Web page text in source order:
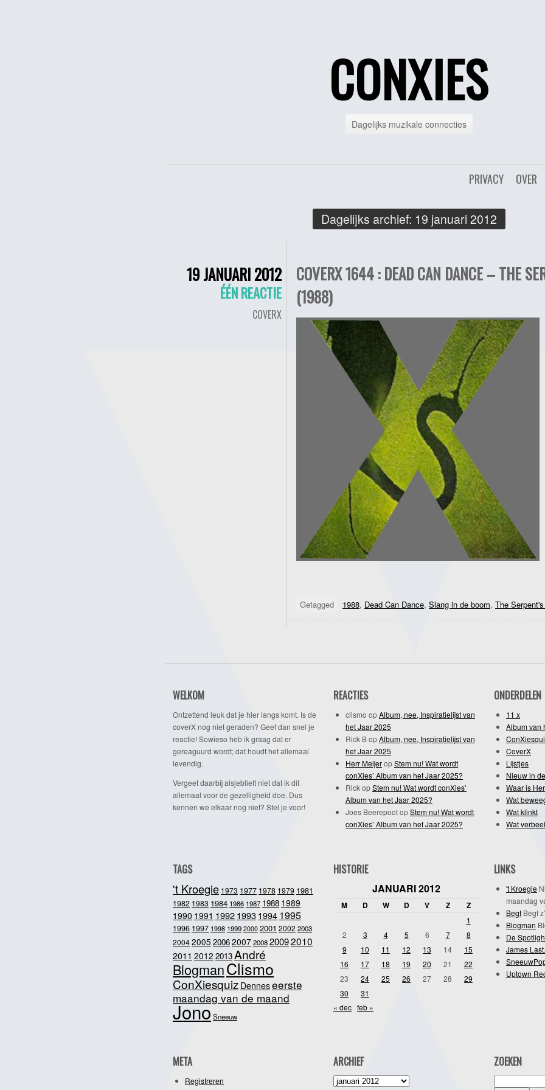
CONXIES
Dagelijks muzikale connecties
OVER
PRIVACY
Dagelijks archief: 19 januari 2012
19 JANUARI 2012
ÉÉN REACTIE
COVERX
COVERX 1644 : DEAD CAN DANCE – THE
(1988)
Getagged 1988, Dead Can Dance, Slang in de boom, The
WELKOM
Ontzettend leuk dat je hier langs komt. Is de
coverX nog niet geraden? Geef dan snel je
reactie! Sowieso heb ik graag dat er
gereaguurd wordt; dat houdt het allemaal
levendig.
Vergeet daarbij alsjeblieft niet dat ik dit
allemaal voor de gezelligheid doe. Dus
kennen we elkaar nog niet? Stel je voor!
REACTIES
clismo opAlbum, nee, Inspiratielijst van
het Jaar 2025
Rick BopAlbum, nee, Inspiratielijst van
het Jaar 2025
Herr MeijeropStem nu! Wat wordt
conXies’ Album van het Jaar 2025?
RickopStem nu! Wat wordt conXies’
Album van het Jaar 2025?
Joes BeerepootopStem nu! Wat wordt
conXies’ Album van het Jaar 2025?
ONDERDELEN
11 x
Album van
CoverX
Lijstjes
Nieuw in
Waar is
Wat
Wat klinkt
Wat
TAGS
't Kroegie 1973 1977 1978 1979 1981
1982 1983 1984 1986 1987 1988 1989
1990 1991 19921993 1994 1995
1996 1997 1998 1999 2000 2001 2002 2003
20042005 20062007200820092010
2011 2012 2013André
BlogmanClismo
ConXiesquiz Denneseerste
maandag van de maand
JonoSneeuw
HISTORIE
JANUARI 2012
M D W D V Z Z
1
2
3 4 5 6 7
8
9
10 11 12 13 14
15
16
17 18 19 20 21
22
23
24 25 26 27 28
29
30
31
« dec feb »
LINKS
't Kroegie
maandag
Begt Begt
Blogman
De
James
Uptown
META
Registreren
ARCHIEF
Archief
ZOEKEN